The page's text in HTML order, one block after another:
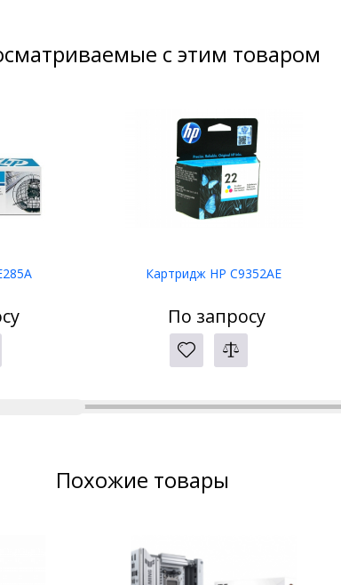
с этим товаром
Картридж HP C9352AE
По запросу
Похожие товары